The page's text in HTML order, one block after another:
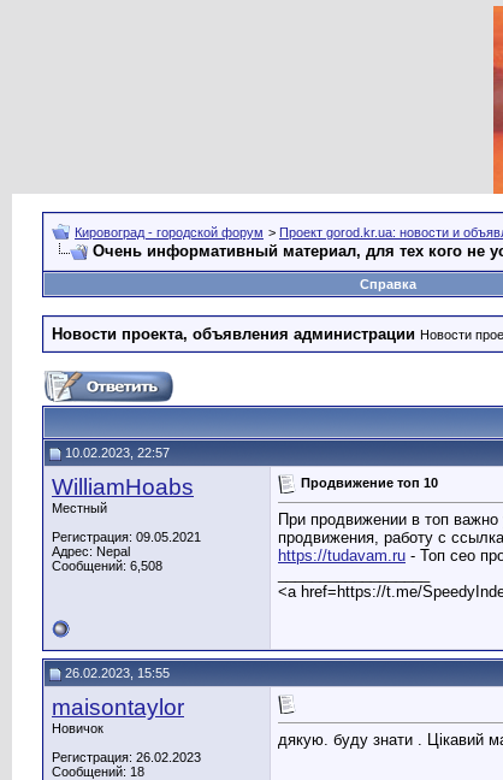
Кировоград - городской форум > Проект gorod.kr.ua: новости и
Очень информативный материал, для тех кого не
Справка
Новости проекта, объявления администрации Новости
10.02.2023, 22:57
WilliamHoabs
Местный
Регистрация: 09.05.2021
Адрес: Nepal
Сообщений: 6,508
Продвижение топ 10
При продвижении в топ
продвижения, работу с
https://tudavam.ru - Топ сео
<a href=https://t.me/
26.02.2023, 15:55
maisontaylor
Новичок
Регистрация: 26.02.2023
Сообщений: 18
дякую. буду знати . Цікавий